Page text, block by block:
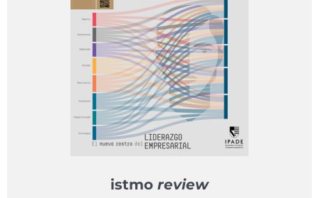
istmo review